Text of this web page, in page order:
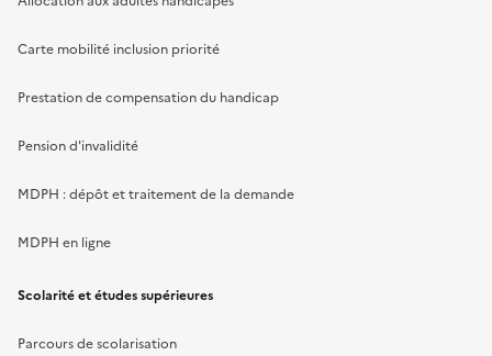
Carte mobilité inclusion priorité
Prestation de compensation du handicap
Pension d'invalidité
MDPH : dépôt et traitement de la demande
MDPH en ligne
Scolarité et études supérieures
Parcours de scolarisation